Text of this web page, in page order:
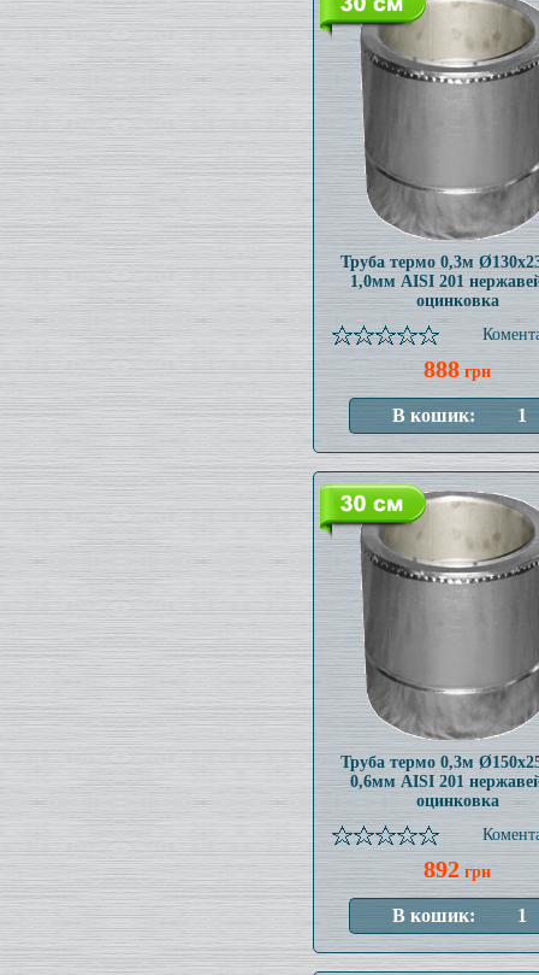
Труба термо 0,3м
1,0мм AISI 201
оцинковка
888грн
Труба термо 0,3м
0,6мм AISI 201
оцинковка
892 грн